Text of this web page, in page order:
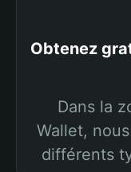
Obtenez
Dans la
Wallet,
différents